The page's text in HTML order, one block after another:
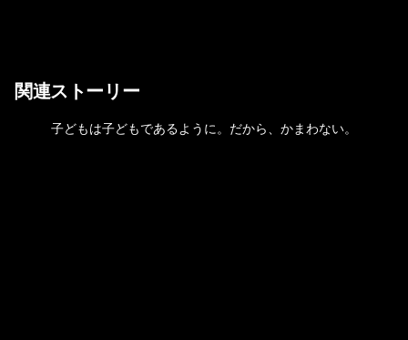
関連ストーリー
子どもは子どもであるように。だから、かまわない。